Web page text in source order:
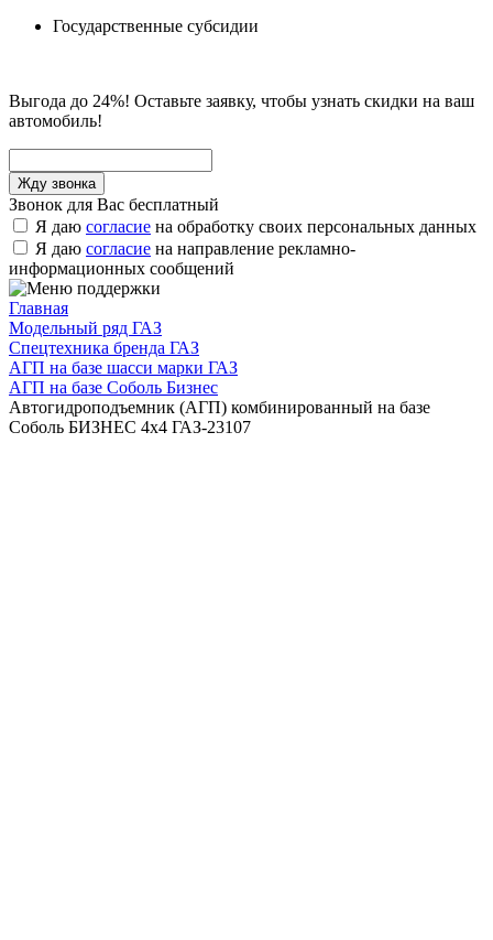
Государственные субсидии
Выгода до 24%! Оставьте заявку, чтобы узнать скидки на ваш
автомобиль!
Звонок для Вас бесплатный
Я даю согласие на обработку своих персональных данных
Я даю согласие на направление рекламно-
информационных сообщений
Главная
Модельный ряд ГАЗ
Спецтехника бренда ГАЗ
АГП на базе шасси марки ГАЗ
АГП на базе Соболь Бизнес
Автогидроподъемник (АГП) комбинированный на базе
Соболь БИЗНЕС 4х4 ГАЗ-23107